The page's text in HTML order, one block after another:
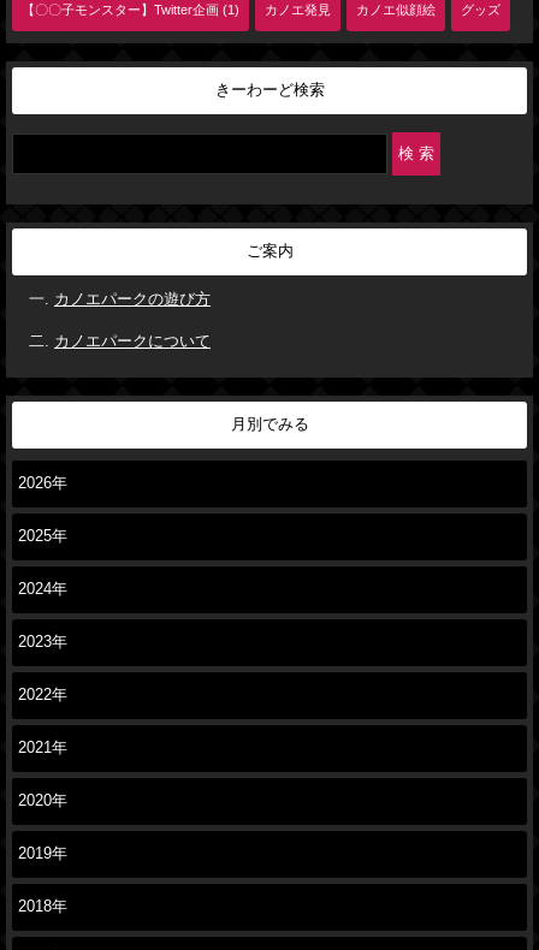
【〇〇子モンスター】Twitter企画 (1) カノエ発見 カノエ似顔絵 グッズ
きーわーど検索
ご案内
カノエパークの遊び方
カノエパークについて
月別でみる
2026年
2025年
2024年
2023年
2022年
2021年
2020年
2019年
2018年